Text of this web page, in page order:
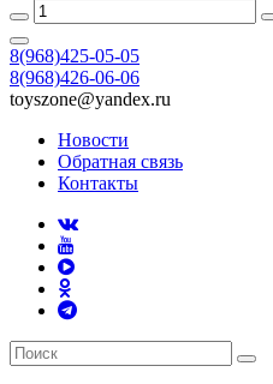
8(968)425-05-05
8(968)426-06-06
toyszone@yandex.ru
Новости
Обратная связь
Контакты